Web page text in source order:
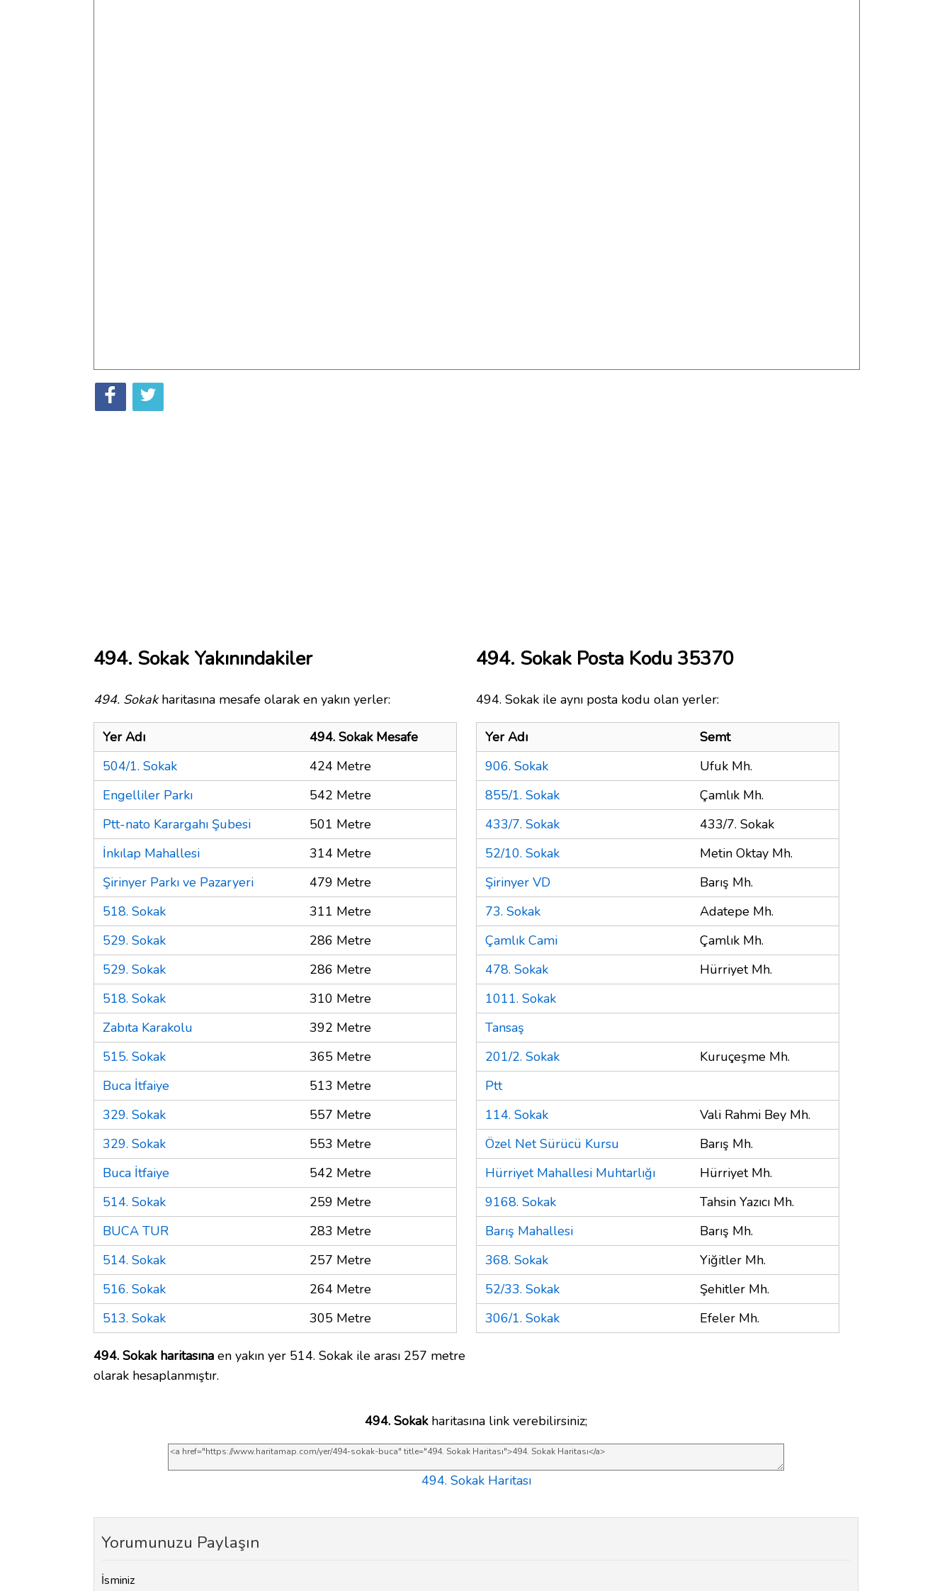
494. Sokak Yakınındakiler
494. Sokakharitasına mesafe olarak en yakın yerler:
Yer Adı
494. Sokak Mesafe
504/1. Sokak
424 Metre
Engelliler Parkı
542 Metre
Ptt-nato Karargahı Şubesi
501 Metre
İnkılap Mahallesi
314 Metre
Şirinyer Parkı ve Pazaryeri
479 Metre
518. Sokak
311 Metre
529. Sokak
286 Metre
529. Sokak
286 Metre
518. Sokak
310 Metre
Zabıta Karakolu
392 Metre
515. Sokak
365 Metre
Buca İtfaiye
513 Metre
329. Sokak
557 Metre
329. Sokak
553 Metre
Buca İtfaiye
542 Metre
514. Sokak
259 Metre
BUCA TUR
283 Metre
514. Sokak
257 Metre
516. Sokak
264 Metre
513. Sokak
305 Metre
494. Sokak haritasına en yakın yer 514. Sokak ile arası 257 metre
olarak hesaplanmıştır.
494. Sokak Posta Kodu 35370
494. Sokak ile aynı posta kodu olan yerler:
Yer Adı
Semt
906. Sokak
Ufuk Mh.
855/1. Sokak
Çamlık Mh.
433/7. Sokak
433/7. Sokak
52/10. Sokak
Metin Oktay Mh.
Şirinyer VD
Barış Mh.
73. Sokak
Adatepe Mh.
Çamlık Cami
Çamlık Mh.
478. Sokak
Hürriyet Mh.
1011. Sokak
Tansaş
201/2. Sokak
Kuruçeşme Mh.
Ptt
114. Sokak
Vali Rahmi Bey Mh.
Özel Net Sürücü Kursu
Barış Mh.
Hürriyet Mahallesi Muhtarlığı
Hürriyet Mh.
9168. Sokak
Tahsin Yazıcı Mh.
Barış Mahallesi
Barış Mh.
368. Sokak
Yiğitler Mh.
52/33. Sokak
Şehitler Mh.
306/1. Sokak
Efeler Mh.
494. Sokakharitasına link verebilirsiniz;
494. Sokak Haritası
Yorumunuzu Paylaşın
İsminiz